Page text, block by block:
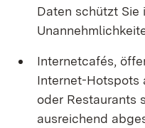
Daten schützt Sie
Internetcafés,
Internet-Hotspots
oder Restaurants
ausreichend